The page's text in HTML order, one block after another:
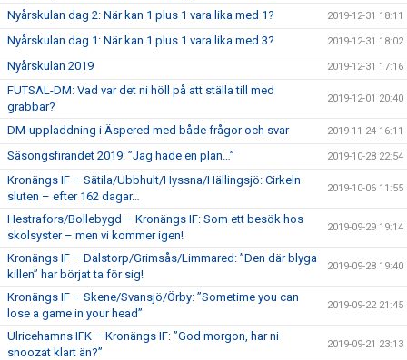
Nyårskulan dag 2: När kan 1 plus 1 vara lika med 1? 2019-12-31 18:11
Nyårskulan dag 1: När kan 1 plus 1 vara lika med 3? 2019-12-31 18:02
Nyårskulan 2019 2019-12-31 17:16
FUTSAL-DM: Vad var det ni höll på att ställa till med
grabbar?
2019-12-01 20:40
DM-uppladdning i Äspered med både frågor och svar 2019-11-24 16:11
Säsongsfirandet 2019: ”Jag hade en plan…” 2019-10-28 22:54
Kronängs IF – Sätila/Ubbhult/Hyssna/Hällingsjö: Cirkeln
sluten – efter 162 dagar…
2019-10-06 11:55
Hestrafors/Bollebygd – Kronängs IF: Som ett besök hos
skolsyster – men vi kommer igen!
2019-09-29 19:14
Kronängs IF – Dalstorp/Grimsås/Limmared: ”Den där blyga
killen” har börjat ta för sig!
2019-09-28 19:40
Kronängs IF – Skene/Svansjö/Örby: ”Sometime you can
lose a game in your head”
2019-09-22 21:45
Ulricehamns IFK – Kronängs IF: ”God morgon, har ni
snoozat klart än?”
2019-09-21 23:13